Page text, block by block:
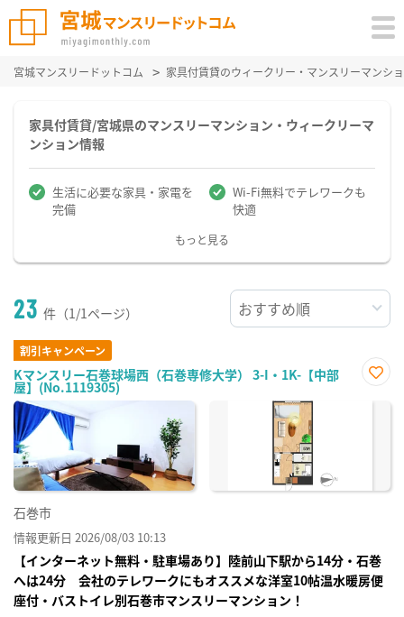
宮城マンスリードットコム 家具付賃貸のウィークリー・マンスリーマンシ
家具付賃貸/宮城県のマンスリーマンション・ウィークリーマ
ンション情報
生活に必要な家具・家電を
完備
Wi-Fi無料でテレワークも
快適
もっと見る
23 件（1/1ページ）
割引キャンペーン
Kマンスリー石巻球場西（石巻専修大学） 3-I・1K-【中部
屋】(No.1119305)
に入
石巻市
情報更新日 2026/08/03 10:13
【インターネット無料・駐車場あり】陸前山下駅から14分・石巻
へは24分 会社のテレワークにもオススメな洋室10帖温水暖房便
座付・バストイレ別石巻市マンスリーマンション！